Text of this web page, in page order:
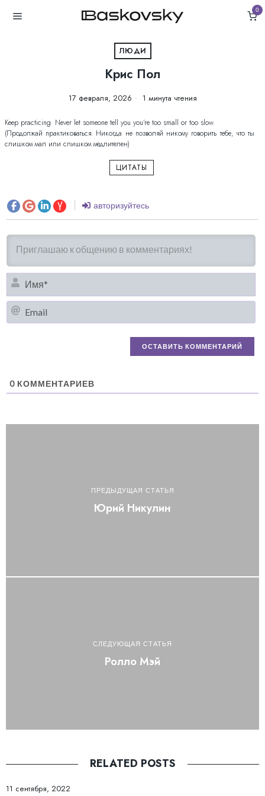
0
ЛЮДИ
Крис Пол
17 февраля, 2026 1 минута чтения
Keep practicing. Never let someone tell you you’re too small or too slow.
(Продолжай практиковаться. Никогда не позволяй никому говорить тебе, что ты
слишком мал или слишком медлителен)
ЦИТАТЫ
авторизуйтесь
0 КОММЕНТАРИЕВ
ПРЕДЫДУЩАЯ СТАТЬЯ
Юрий Никулин
СЛЕДУЮЩАЯ СТАТЬЯ
Ролло Мэй
RELATED POSTS
11 сентября, 2022